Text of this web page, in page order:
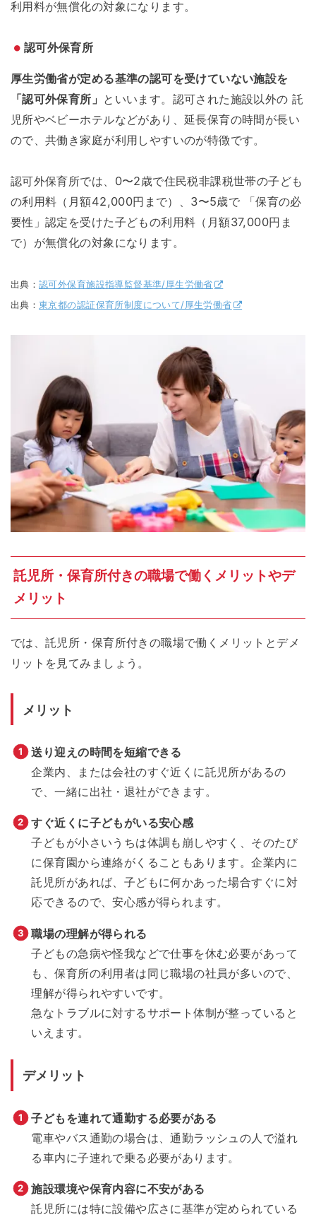
利用料が無償化の対象になります。
認可外保育所
厚生労働省が定める基準の認可を受けていない施設を
「認可外保育所」 といいます。認可された施設以外の 託
児所やベビーホテルなどがあり、延長保育の時間が長い
ので、共働き家庭が利用しやすいのが特徴です。
認可外保育所では、0〜2歳で住民税非課税世帯の子ども
の利用料（月額42,000円まで）、3〜5歳で 「保育の必
要性」認定を受けた子どもの利用料（月額37,000円ま
で）が無償化の対象になります。
出典：認可外保育施設指導監督基準/厚生労働省
出典：東京都の認証保育所制度について/厚生労働省
託児所・保育所付きの職場で働くメリットやデ
メリット
では、託児所・保育所付きの職場で働くメリットとデメ
リットを見てみましょう。
メリット
送り迎えの時間を短縮できる
企業内、または会社のすぐ近くに託児所があるの
で、一緒に出社・退社ができます。
すぐ近くに子どもがいる安心感
子どもが小さいうちは体調も崩しやすく、そのたび
に保育園から連絡がくることもあります。企業内に
託児所があれば、子どもに何かあった場合すぐに対
応できるので、安心感が得られます。
職場の理解が得られる
子どもの急病や怪我などで仕事を休む必要があって
も、保育所の利用者は同じ職場の社員が多いので、
理解が得られやすいです。
急なトラブルに対するサポート体制が整っていると
いえます。
デメリット
子どもを連れて通勤する必要がある
電車やバス通勤の場合は、通勤ラッシュの人で溢れ
る車内に子連れで乗る必要があります。
施設環境や保育内容に不安がある
託児所には特に設備や広さに基準が定められている